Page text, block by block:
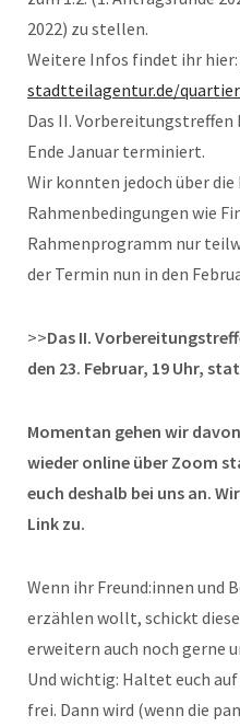
2022) zu stellen.
Weitere Infos findet ihr hier:
stadtteilagentur.de/
Das II.
Ende Januar terminiert.
Wir konnten jedoch über
Rahmenbedingungen wie
Rahmenprogramm nur
der Termin nun in den
>>Das II.
den 23. Februar, 19 Uhr,
Momentan gehen wir
wieder online über Zoom
euch deshalb bei uns an.
Link zu.
Wenn ihr Freund:innen und
erzählen wollt, schickt
erweitern auch noch gerne
Und wichtig: Haltet euch auf
frei. Dann wird (wenn die